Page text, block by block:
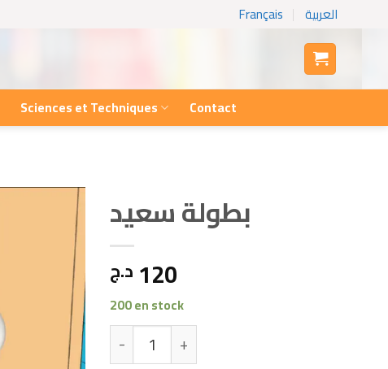
Français العربية
Sciences et Techniques Contact
بطولة سعيد
120 د.ج
200 en stock